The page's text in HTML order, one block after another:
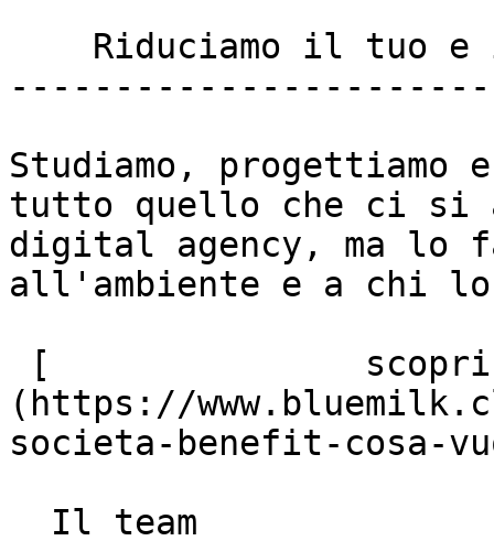
Studiamo, progettiamo
tutto quello che ci si
digital agency, ma lo
all'ambiente e a chi
(https://
societa-benefit-cosa-